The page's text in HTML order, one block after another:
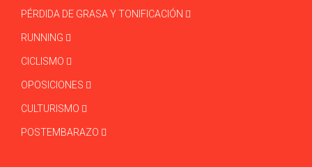
PÉRDIDA DE GRASA Y TONIFICACIÓN
RUNNING
CICLISMO
OPOSICIONES
CULTURISMO
POSTEMBARAZO